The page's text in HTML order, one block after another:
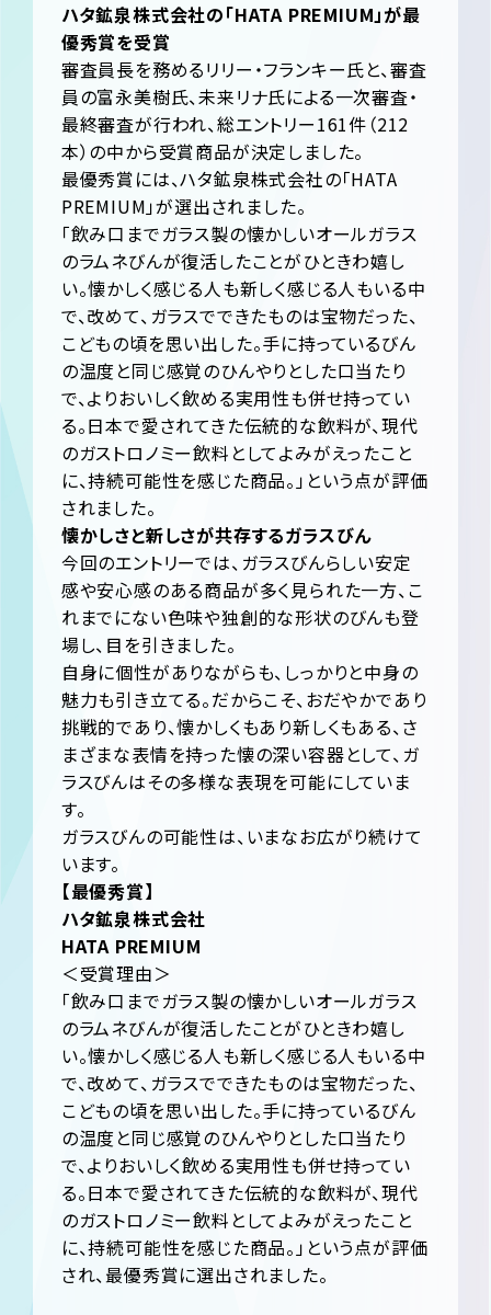
ハタ鉱泉株式会社の「HATA PREMIUM」が最
優秀賞を受賞
審査員長を務めるリリー・フランキー氏と、審査
員の富永美樹氏、未来リナ氏による一次審査・
最終審査が行われ、総エントリー161件（212
本）の中から受賞商品が決定しました。
最優秀賞には、ハタ鉱泉株式会社の「HATA
PREMIUM」が選出されました。
「飲み口までガラス製の懐かしいオールガラス
のラムネびんが復活したことがひときわ嬉し
い。懐かしく感じる人も新しく感じる人もいる中
で、改めて、ガラスでできたものは宝物だった、
こどもの頃を思い出した。手に持っているびん
の温度と同じ感覚のひんやりとした口当たり
で、よりおいしく飲める実用性も併せ持ってい
る。日本で愛されてきた伝統的な飲料が、現代
のガストロノミー飲料としてよみがえったこと
に、持続可能性を感じた商品。」という点が評価
されました。
懐かしさと新しさが共存するガラスびん
今回のエントリーでは、ガラスびんらしい安定
感や安心感のある商品が多く見られた一方、こ
れまでにない色味や独創的な形状のびんも登
場し、目を引きました。
自身に個性がありながらも、しっかりと中身の
魅力も引き立てる。だからこそ、おだやかであり
挑戦的であり、懐かしくもあり新しくもある、さ
まざまな表情を持った懐の深い容器として、ガ
ラスびんはその多様な表現を可能にしていま
す。
ガラスびんの可能性は、いまなお広がり続けて
います。
【最優秀賞】
ハタ鉱泉株式会社
HATA PREMIUM
＜受賞理由＞
「飲み口までガラス製の懐かしいオールガラス
のラムネびんが復活したことがひときわ嬉し
い。懐かしく感じる人も新しく感じる人もいる中
で、改めて、ガラスでできたものは宝物だった、
こどもの頃を思い出した。手に持っているびん
の温度と同じ感覚のひんやりとした口当たり
で、よりおいしく飲める実用性も併せ持ってい
る。日本で愛されてきた伝統的な飲料が、現代
のガストロノミー飲料としてよみがえったこと
に、持続可能性を感じた商品。」という点が評価
され、最優秀賞に選出されました。